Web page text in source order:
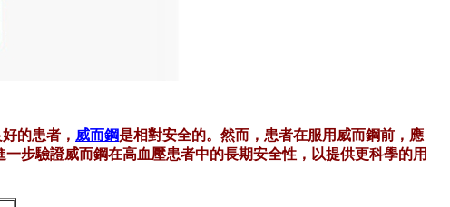
的患者， 威而鋼是相對安全的。然而，患者在服用威而鋼前，應
步驗證威而鋼在高血壓患者中的長期安全性，以提供更科學的用